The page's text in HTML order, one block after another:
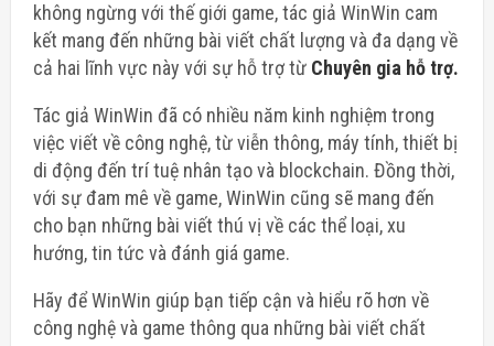
không ngừng với thế giới game, tác giả WinWin cam
kết mang đến những bài viết chất lượng và đa dạng về
cả hai lĩnh vực này với sự hỗ trợ từ Chuyên gia hỗ trợ.
Tác giả WinWin đã có nhiều năm kinh nghiệm trong
việc viết về công nghệ, từ viễn thông, máy tính, thiết bị
di động đến trí tuệ nhân tạo và blockchain. Đồng thời,
với sự đam mê về game, WinWin cũng sẽ mang đến
cho bạn những bài viết thú vị về các thể loại, xu
hướng, tin tức và đánh giá game.
Hãy để WinWin giúp bạn tiếp cận và hiểu rõ hơn về
công nghệ và game thông qua những bài viết chất